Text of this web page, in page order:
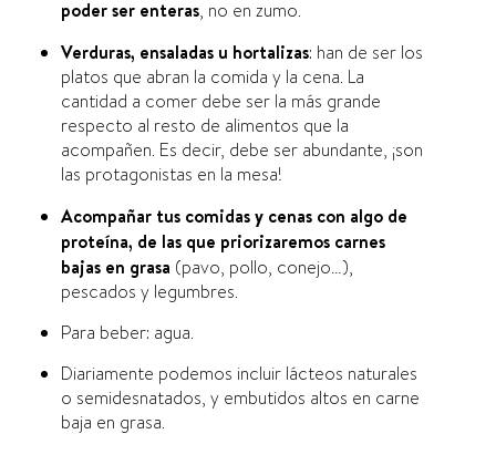
poder ser enteras, no en zumo.
Verduras, ensaladas u hortalizas: han de ser los
platos que abran la comida y la cena. La
cantidad a comer debe ser la más grande
respecto al resto de alimentos que la
acompañen. Es decir, debe ser abundante, ¡son
las protagonistas en la mesa!
Acompañar tus comidas y cenas con algo de
proteína, de las que priorizaremos carnes
bajas en grasa (pavo, pollo, conejo…),
pescados y legumbres.
Para beber: agua.
Diariamente podemos incluir lácteos naturales
o semidesnatados, y embutidos altos en carne
baja en grasa.